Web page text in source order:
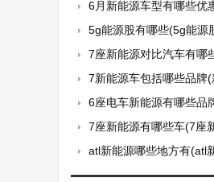
6月新能源车型有哪些优
5g能源股有哪些(5g能源
7座新能源对比汽车有哪
7新能源车包括哪些品牌
6座电车新能源有哪些品
7座新能源有哪些车(7座
atl新能源哪些地方有(atl